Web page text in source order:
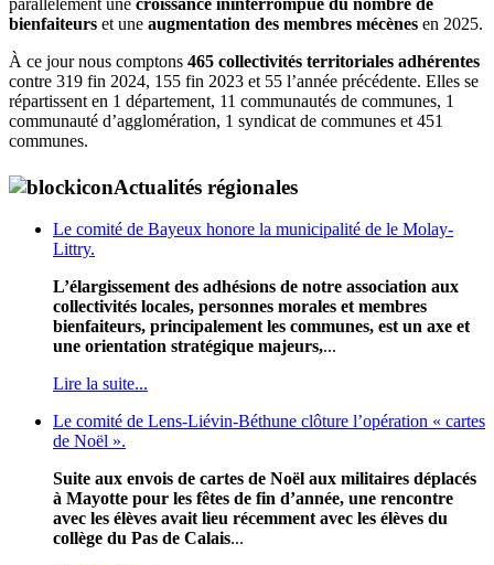
parallèlement une croissance ininterrompue du nombre de
bienfaiteurs et une augmentation des membres mécènes en 2025.
À ce jour nous comptons 465 collectivités territoriales adhérentes
contre 319 fin 2024, 155 fin 2023 et 55 l’année précédente. Elles se
répartissent en 1 département, 11 communautés de communes, 1
communauté d’agglomération, 1 syndicat de communes et 451
communes.
Actualités régionales
Le comité de Bayeux honore la municipalité de le Molay-
Littry.
L’élargissement des adhésions de notre association aux
collectivités locales, personnes morales et membres
bienfaiteurs, principalement les communes, est un axe et
une orientation stratégique majeurs,...
Lire la suite...
Le comité de Lens-Liévin-Béthune clôture l’opération « cartes
de Noël ».
Suite aux envois de cartes de Noël aux militaires déplacés
à Mayotte pour les fêtes de fin d’année, une rencontre
avec les élèves avait lieu récemment avec les élèves du
collège du Pas de Calais...